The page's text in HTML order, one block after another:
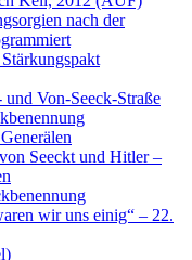
nach der
Von-Seeck-Straße
Seeckt und Hitler –
wir uns einig“ – 22.